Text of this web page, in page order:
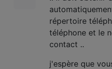
répertoire
téléphone et le
contact ..
j'espère que